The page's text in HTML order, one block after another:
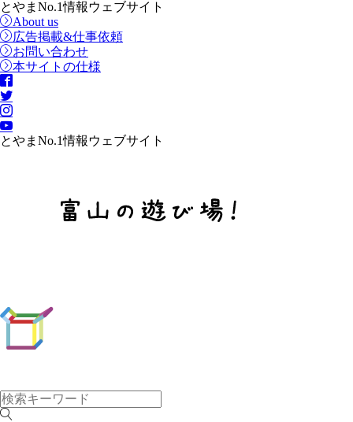
とやまNo.1情報ウェブサイト
About us
広告掲載&仕事依頼
お問い合わせ
本サイトの仕様
とやまNo.1情報ウェブサイト